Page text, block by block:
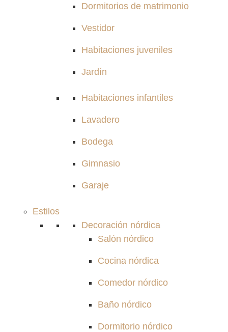
Dormitorios de matrimonio
Vestidor
Habitaciones juveniles
Jardín
Habitaciones infantiles
Lavadero
Bodega
Gimnasio
Garaje
Estilos
Decoración nórdica
Salón nórdico
Cocina nórdica
Comedor nórdico
Baño nórdico
Dormitorio nórdico